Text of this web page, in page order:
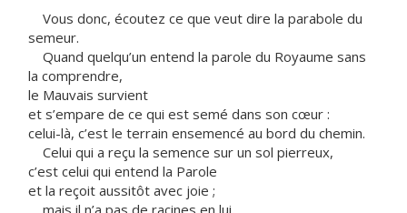
Vous donc, écoutez ce que veut dire la parabole du
semeur.
Quand quelqu’un entend la parole du Royaume sans
la comprendre,
le Mauvais survient
et s’empare de ce qui est semé dans son cœur :
celui-là, c’est le terrain ensemencé au bord du chemin.
Celui qui a reçu la semence sur un sol pierreux,
c’est celui qui entend la Parole
et la reçoit aussitôt avec joie ;
mais il n’a pas de racines en lui,